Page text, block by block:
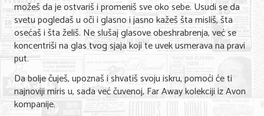
možeš da je ostvariš i promeniš sve oko sebe. Usudi se da
svetu pogledaš u oči i glasno i jasno kažeš šta misliš, šta
osećaš i šta želiš. Ne slušaj glasove obeshrabrenja, već se
koncentriši na glas tvog sjaja koji te uvek usmerava na pravi
put.
Da bolje čuješ, upoznaš i shvatiš svoju iskru, pomoći će ti
najnoviji miris u, sada već čuvenoj, Far Away kolekciji iz Avon
kompanije.